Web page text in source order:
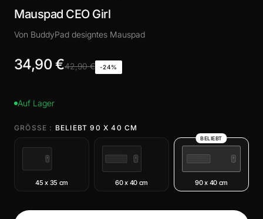
Mauspad CEO Girl
Von BuddyPad designtes Mauspad
34,90 €42,90 € -24%
Auf Lager
GRÖSSE : BELIEBT 90 X 40 CM
45 x 35 cm 60 x 40 cm
BELIEBT
90 x 40 cm